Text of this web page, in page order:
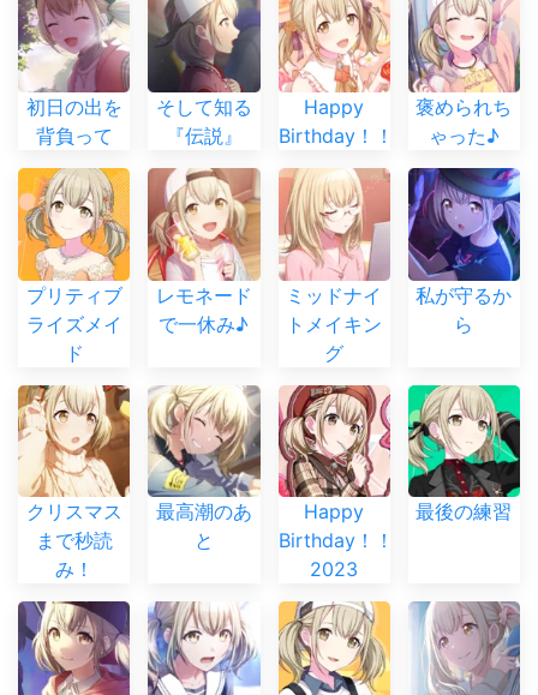
初日の出を
背負って
そして知る
『伝説』
Happy
Birthday！！
褒められち
ゃった♪
プリティブ
ライズメイ
ド
レモネード
で一休み♪
ミッドナイ
トメイキン
グ
私が守るか
ら
クリスマス
まで秒読
み！
最高潮のあ
と
Happy
Birthday！！
2023
最後の練習